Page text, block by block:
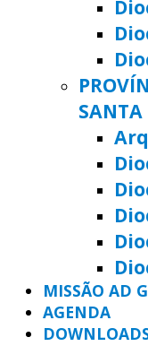
MISSÃO AD
AGENDA